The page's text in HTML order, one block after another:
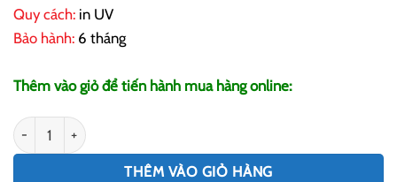
Quy cách: in UV
Bảo hành: 6 tháng
Thêm vào giỏ để tiến hành mua hàng online:
In UV Decal Hồ Chí Minh, In UV Decal 3M Số Lượng
THÊM VÀO GIỎ HÀNG